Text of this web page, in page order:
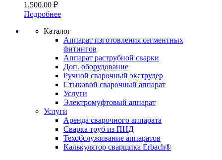
1,500.00 ₽
Подробнее
Каталог
Аппарат изготовления сегментных
фитингов
Аппарат раструбной сварки
Доп. оборудование
Ручной сварочный экструдер
Стыковой сварочный аппарат
Услуги
Электромуфтовый аппарат
Услуги
Аренда сварочного аппарата
Сварка труб из ПНД
Техобслуживание аппаратов
Калькулятор сварщика Erbach®